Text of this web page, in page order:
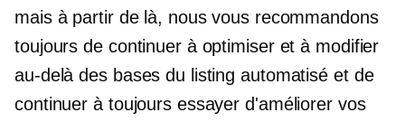
mais à partir de là, nous vous recommandons
toujours de continuer à optimiser et à modifier
au-delà des bases du listing automatisé et de
continuer à toujours essayer d'améliorer vos